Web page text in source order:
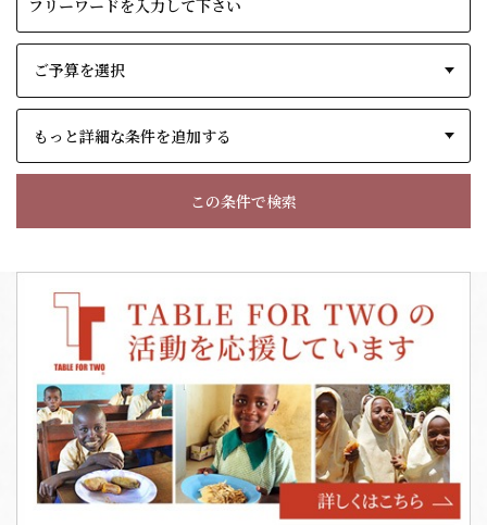
もっと詳細な条件を追加する
この条件で検索